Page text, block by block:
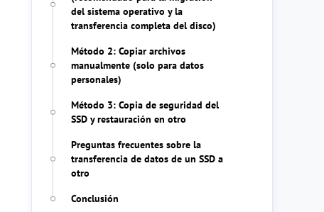
del sistema operativo y la
transferencia completa del disco)
Método 2: Copiar archivos
manualmente (solo para datos
personales)
Método 3: Copia de seguridad del
SSD y restauración en otro
Preguntas frecuentes sobre la
transferencia de datos de un SSD a
otro
Conclusión